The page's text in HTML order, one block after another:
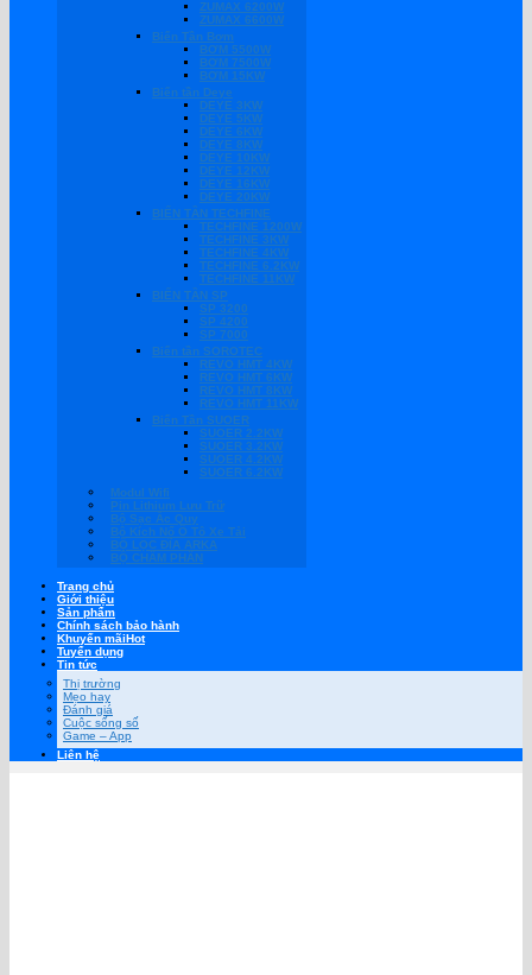
ZUMAX 6200W
ZUMAX 6600W
Biến Tần Bơm
BƠM 5500W
BƠM 7500W
BƠM 15KW
Biến tần Deye
DEYE 3KW
DEYE 5KW
DEYE 6KW
DEYE 8KW
DEYE 10KW
DEYE 12KW
DEYE 16KW
DEYE 20KW
BIẾN TẦN TECHFINE
TECHFINE 1200W
TECHFINE 3KW
TECHFINE 4KW
TECHFINE 6.2KW
TECHFINE 11KW
BIẾN TẦN SP
SP 3200
SP 4200
SP 7000
Biến tần SOROTEC
REVO HMT 4KW
REVO HMT 6KW
REVO HMT 8KW
REVO HMT 11KW
Biến Tần SUOER
SUOER 2.2KW
SUOER 3.2KW
SUOER 4.2KW
SUOER 6.2KW
Modul Wifi
Pin Lithium Lưu Trữ
Bộ Sạc Ắc Quy
Bộ Kích Nổ Ô Tô Xe Tải
BỘ LỌC ĐĨA ARKA
BỘ CHÂM PHÂN
Trang chủ
Giới thiệu
Sản phẩm
Chính sách bảo hành
Khuyến mãi
Tuyển dụng
Tin tức
Thị trường
Mẹo hay
Đánh giá
Cuộc sống số
Game – App
Liên hệ